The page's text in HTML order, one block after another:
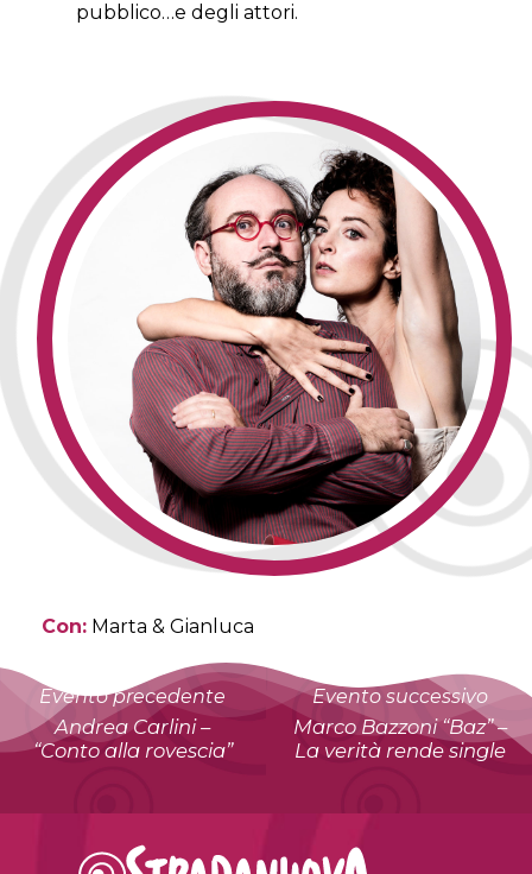
pubblico…e degli attori.
Con: Marta & Gianluca
Evento precedente
Andrea Carlini –
“Conto alla rovescia”
Evento successivo
Marco Bazzoni “Baz” –
La verità rende single